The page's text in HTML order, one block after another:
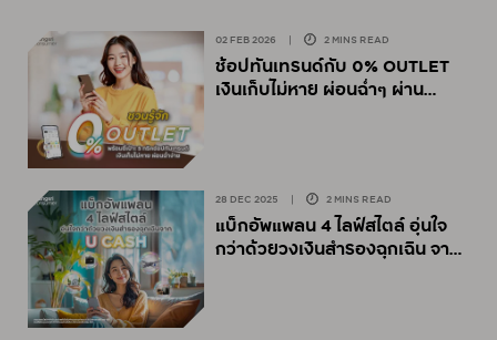
02 FEB 2026 2 MINS READ
ช้อปทันเทรนด์กับ 0% OUTLET
เงินเก็บไม่หาย ผ่อนฉ่ำๆ ผ่าน
28 DEC 2025 | 2 MINS READ
แบ็กอัพแพลน 4 ไลฟ์สไตล์ อุ่นใจ
กว่าด้วยวงเงินสำรองฉุกเฉิน จาก